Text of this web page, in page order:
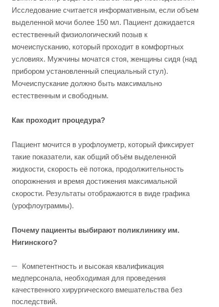
Исследование считается информативным, если объем
выделенной мочи более 150 мл. Пациент дожидается
естественный физиологический позыв к
мочеиспусканию, который проходит в комфортных
условиях. Мужчины мочатся стоя, женщины сидя (над
прибором установленный специальный стул).
Мочеиспускание должно быть максимально
естественным и свободным.
Как проходит процедура?
Пациент мочится в урофлоуметр, который фиксирует
такие показатели, как общий объём выделенной
жидкости, скорость её потока, продолжительность
опорожнения и время достижения максимальной
скорости. Результаты отображаются в виде графика
(урофлоуграммы).
Почему пациенты выбирают поликлинику им.
Нигинского?
Компетентность и высокая квалификация
медперсонала, необходимая для проведения
качественного хирургического вмешательства без
последствий.